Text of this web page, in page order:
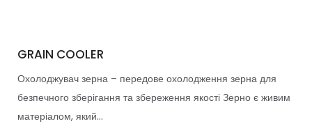
GRAIN COOLER
Охолоджувач зерна – передове охолодження зерна для
безпечного зберігання та збереження якості Зерно є живим
матеріалом, який...